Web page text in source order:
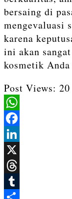
bersaing di
mengevaluasi
karena
ini akan
kosmetik
Post Views: 20
WhatsApp
Facebook
LinkedIn
X
Threads